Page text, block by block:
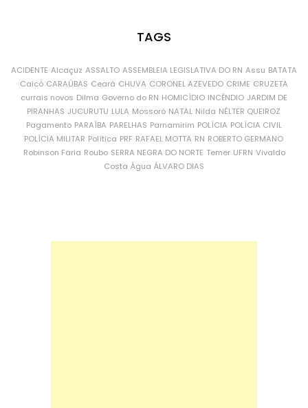
TAGS
ACIDENTE Alcaçuz ASSALTO ASSEMBLEIA LEGISLATIVA DO RN Assu BATATA
Caicó CARAÚBAS Ceará CHUVA CORONEL AZEVEDO CRIME CRUZETA
currais novos Dilma Governo do RN HOMICÍDIO INCÊNDIO JARDIM DE
PIRANHAS JUCURUTU LULA Mossoró NATAL Nilda NÉLTER QUEIROZ
Pagamento PARAÍBA PARELHAS Parnamirim POLÍCIA POLÍCIA CIVIL
POLÍCIA MILITAR Política PRF RAFAEL MOTTA RN ROBERTO GERMANO
Robinson Faria Roubo SERRA NEGRA DO NORTE Temer UFRN Vivaldo
Costa Água ÁLVARO DIAS